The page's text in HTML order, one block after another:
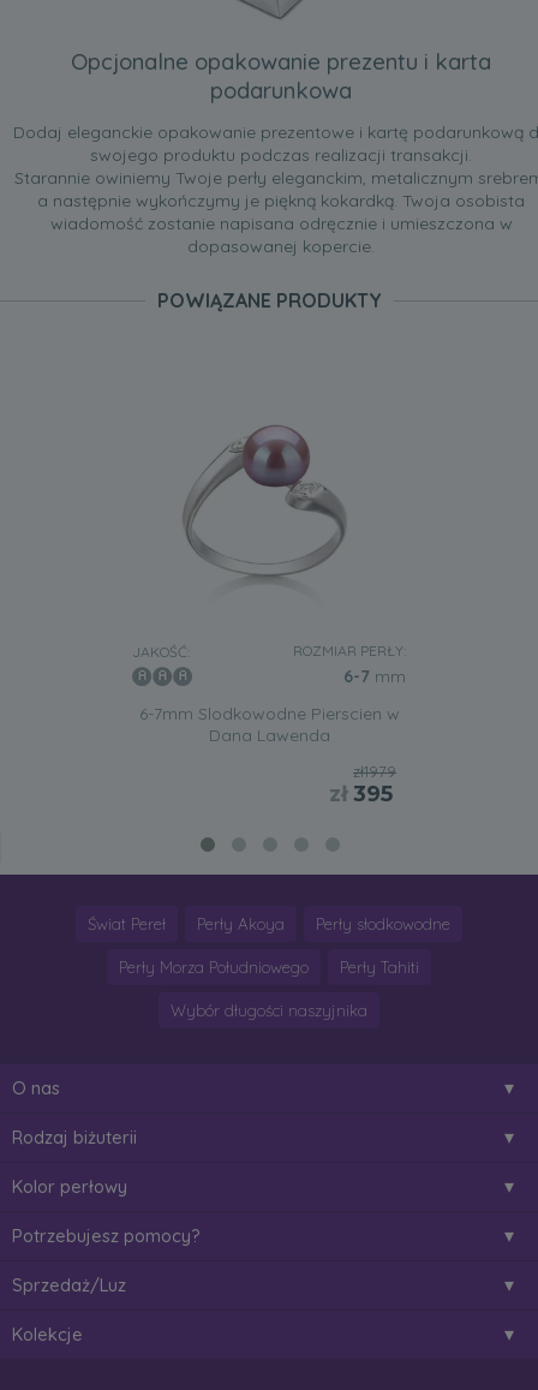
Opcjonalne opakowanie prezentu i karta
podarunkowa
Dodaj eleganckie opakowanie prezentowe i kartę podarunkową
swojego produktu podczas realizacji transakcji.
Starannie owiniemy Twoje perły eleganckim, metalicznym
a następnie wykończymy je piękną kokardką. Twoja osobista
wiadomość zostanie napisana odręcznie i umieszczona w
dopasowanej kopercie.
POWIĄZANE PRODUKTY
JAKOŚĆ: ROZMIAR PERŁY:
6-7 mm
6-7mm Slodkowodne Pierscien w
Dana Lawenda
zł1979
zł395
Świat Pereł Perły Akoya Perły słodkowodne
Perły Morza Południowego Perły Tahiti
Wybór długości naszyjnika
O nas
Rodzaj biżuterii
Kolor perłowy
Potrzebujesz pomocy?
Sprzedaż/Luz
Kolekcje